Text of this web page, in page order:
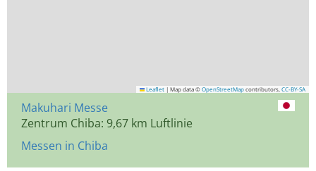
Leaflet | Map data © OpenStreetMap contributors, CC-BY-SA
Makuhari Messe
Zentrum Chiba: 9,67 km Luftlinie
Messen in Chiba